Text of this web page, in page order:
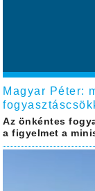
Magyar Péter:
Az önkéntes
a figyelmet a